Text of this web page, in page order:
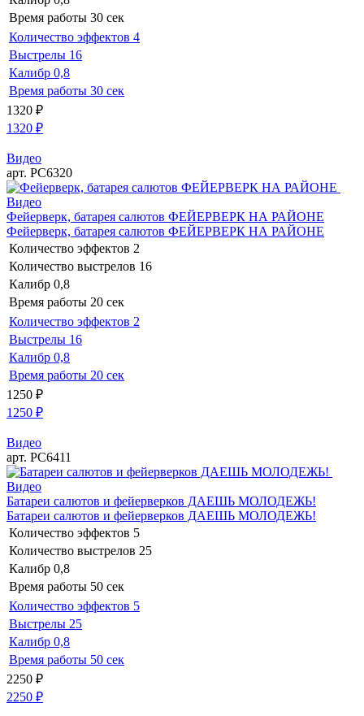
Время работы 30 сек
Количество эффектов 4
Выстрелы 16
Калибр 0,8
Время работы 30 сек
1320 ₽
1320 ₽
Видео
арт. РС6320
Видео
Фейерверк, батарея салютов ФЕЙЕРВЕРК НА РАЙОНЕ
Фейерверк, батарея салютов ФЕЙЕРВЕРК НА РАЙОНЕ
Количество эффектов 2
Количество выстрелов 16
Калибр 0,8
Время работы 20 сек
Количество эффектов 2
Выстрелы 16
Калибр 0,8
Время работы 20 сек
1250 ₽
1250 ₽
Видео
арт. РС6411
Видео
Батареи салютов и фейерверков ДАЕШЬ МОЛОДЕЖЬ!
Батареи салютов и фейерверков ДАЕШЬ МОЛОДЕЖЬ!
Количество эффектов 5
Количество выстрелов 25
Калибр 0,8
Время работы 50 сек
Количество эффектов 5
Выстрелы 25
Калибр 0,8
Время работы 50 сек
2250 ₽
2250 ₽